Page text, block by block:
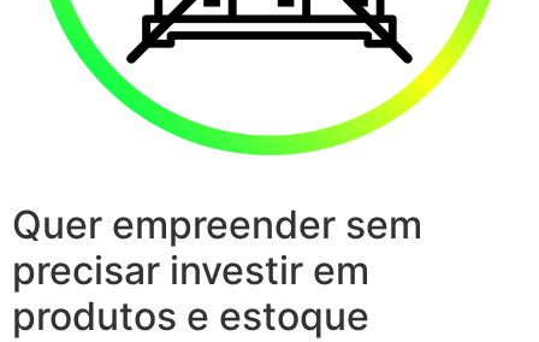
Quer empreender sem
precisar investir em
produtos e estoque